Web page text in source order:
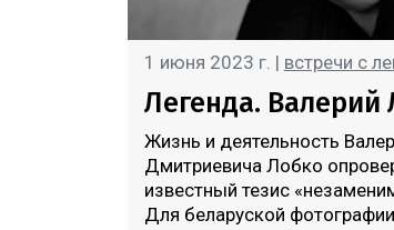
1 июня 2023 г. | встречи с
Легенда. Валерий
Жизнь и деятельность
Дмитриевича Лобко
известный тезис
Для беларуской